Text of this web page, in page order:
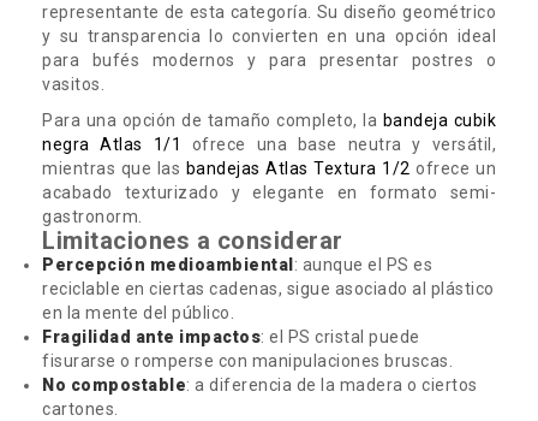
representante de esta categoría. Su diseño geométrico
y su transparencia lo convierten en una opción ideal
para bufés modernos y para presentar postres o
vasitos.
Para una opción de tamaño completo, la bandeja cubik
negra Atlas 1/1
ofrece una base neutra y versátil,
mientras que las bandejas Atlas Textura 1/2 ofrece un
acabado texturizado y elegante en formato semi-
gastronorm.
Limitaciones a considerar
Percepción medioambiental : aunque el PS es
reciclable en ciertas cadenas, sigue asociado al plástico
en la mente del público.
Fragilidad ante impactos: el PS cristal puede
fisurarse o romperse con manipulaciones bruscas.
No compostable: a diferencia de la madera o ciertos
cartones.